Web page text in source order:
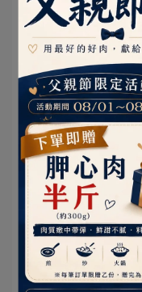
品味日本極致
味與珍貴故事
Fresh Pork | 2023-08-